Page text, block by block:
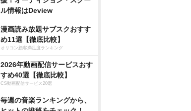
ル情報はDeview
漫画読み放題サブスクおすす
め11選【徹底比較】
オリコン顧客満足度ランキング
2026年動画配信サービスおす
すめ40選【徹底比較】
CS動画配信サービス20選
毎週の音楽ランキングから、